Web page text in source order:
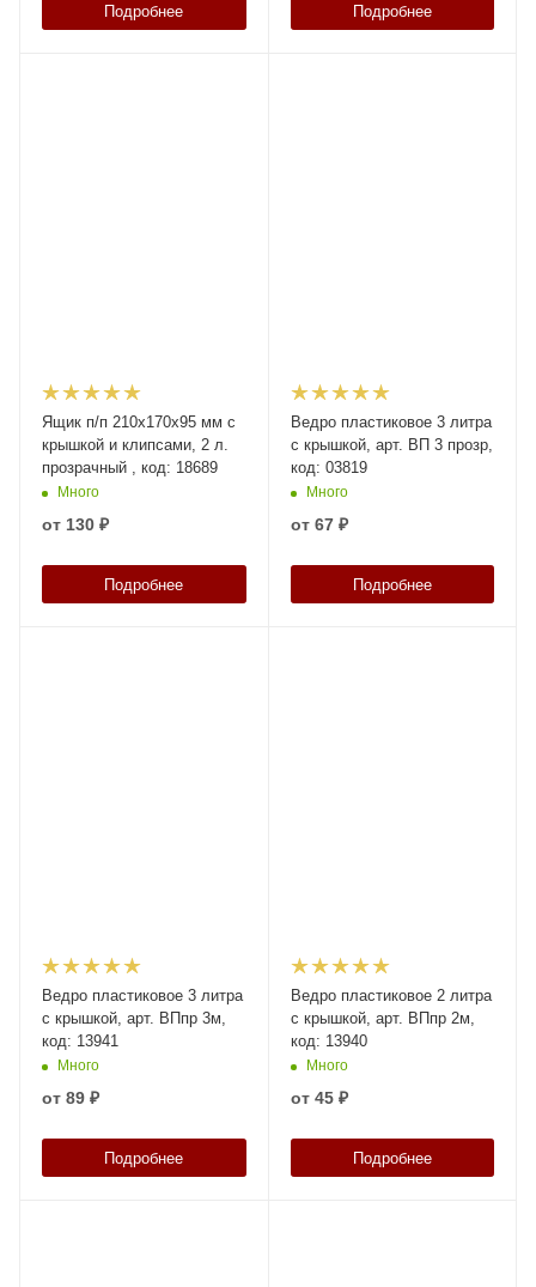
Подробнее Подробнее
Ящик п/п 210х170х95 мм с
крышкой и клипсами, 2 л.
прозрачный , код: 18689
Много
от 130 ₽
Подробнее
Ведро пластиковое 3 литра
с крышкой, арт. ВП 3 прозр,
код: 03819
Много
от 67 ₽
Подробнее
Ведро пластиковое 3 литра
с крышкой, арт. ВПпр 3м,
код: 13941
Много
от 89 ₽
Подробнее
Ведро пластиковое 2 литра
с крышкой, арт. ВПпр 2м,
код: 13940
Много
от 45 ₽
Подробнее